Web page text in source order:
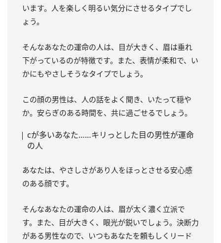
います。人を楽しく明るい気分にさせるタイプでし
ょう。
そんなあなたの運命の人は、目が大きく、眉は垂れ
下がっているのが特徴です。また、表情が柔和で、い
かにもやさしそうなタイプでしょう。
この顔の男性は、人の話をよく聞き、いたって穏や
か。安らぎのある時間を、共に過ごせるでしょう。
cが多いあなた……キリっとした目の男性が運命
の人
あなたは、やさしさがあり人をほっとさせる安心感
のある顔です。
そんなあなたの運命の人は、眉が太く濃く立派で
す。また、目が大きく、眼光が鋭いでしょう。決断力
がある男性なので、いつもあなたを頼もしくリード